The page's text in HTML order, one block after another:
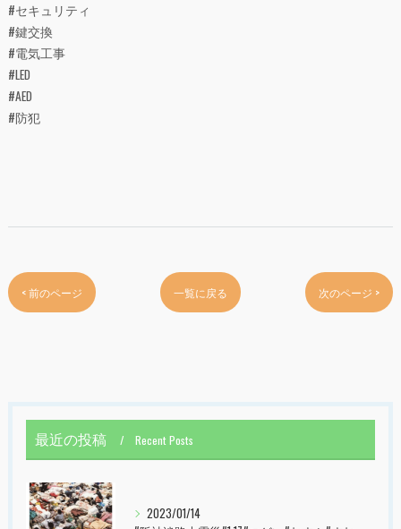
#セキュリティ
#鍵交換
#電気工事
#LED
#AED
#防犯
< 前のページ 一覧に戻る 次のページ >
最近の投稿 Recent Posts
2023/01/14